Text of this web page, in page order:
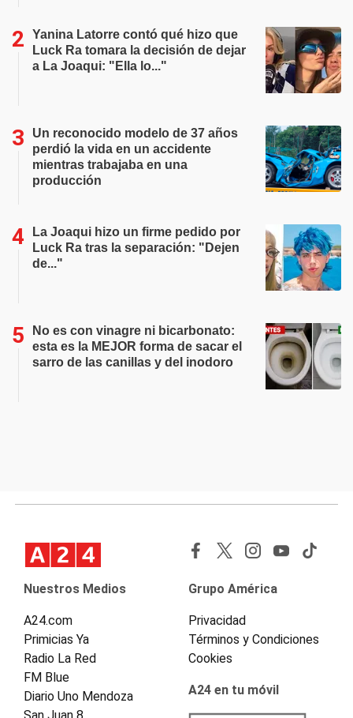
Yanina Latorre contó qué hizo que
Luck Ra tomara la decisión de dejar
a La Joaqui: "Ella lo..."
Un reconocido modelo de 37 años
perdió la vida en un accidente
mientras trabajaba en una
producción
La Joaqui hizo un firme pedido por
Luck Ra tras la separación: "Dejen
de..."
No es con vinagre ni bicarbonato:
esta es la MEJOR forma de sacar el
sarro de las canillas y del inodoro
Nuestros Medios
A24.com
Primicias Ya
Radio La Red
FM Blue
Diario Uno Mendoza
Grupo América
Privacidad
Términos y Condiciones
Cookies
A24 en tu móvil